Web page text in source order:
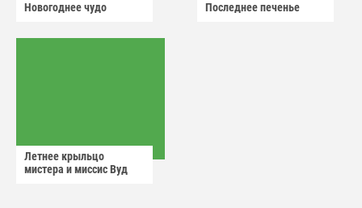
Новогоднее чудо Последнее печенье
Летнее крыльцо
мистера и миссис Вуд